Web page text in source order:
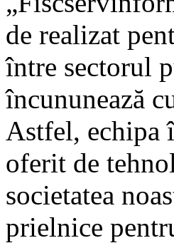
de realizat
între sectorul
încununează
Astfel, echipa
oferit de
societatea
prielnice